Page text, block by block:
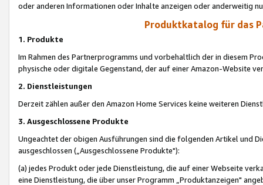
oder anderen Informationen oder Inhalte anzeigen oder anderweitig
Produktkatalog für das
1. Produkte
Im Rahmen des Partnerprogramms und vorbehaltlich der in diesem
physische oder digitale Gegenstand, der auf einer Amazon-Website
2. Dienstleistungen
Derzeit zählen außer den Amazon Home Services keine weiteren
3. Ausgeschlossene Produkte
Ungeachtet der obigen Ausführungen sind die folgenden Artikel und
ausgeschlossen („Ausgeschlossene Produkte"):
(a) jedes Produkt oder jede Dienstleistung, die auf einer Webseite
eine Dienstleistung, die über unser Programm „Produktanzeigen"